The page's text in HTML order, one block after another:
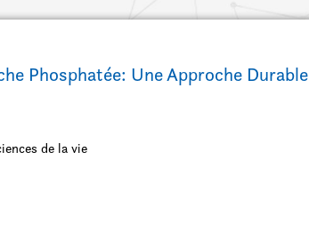
Phosphatée: Une Approche Durable
de la vie